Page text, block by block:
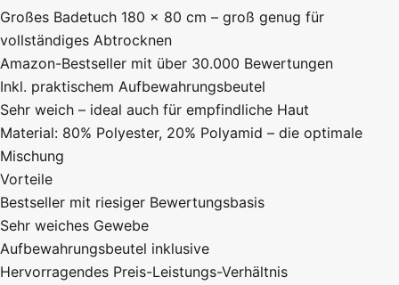
Großes Badetuch 180 × 80 cm – groß genug für
vollständiges Abtrocknen
Amazon-Bestseller mit über 30.000 Bewertungen
Inkl. praktischem Aufbewahrungsbeutel
Sehr weich – ideal auch für empfindliche Haut
Material: 80% Polyester, 20% Polyamid – die optimale
Mischung
Vorteile
Bestseller mit riesiger Bewertungsbasis
Sehr weiches Gewebe
Aufbewahrungsbeutel inklusive
Hervorragendes Preis-Leistungs-Verhältnis